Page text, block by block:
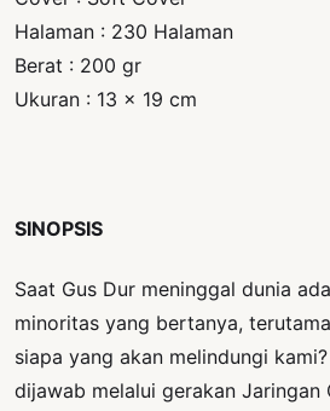
Halaman : 230 Halaman
Berat : 200 gr
Ukuran : 13 x 19 cm
SINOPSIS
Saat Gus Dur meninggal dunia
minoritas yang bertanya,
siapa yang akan melindungi
dijawab melalui gerakan Jaringan